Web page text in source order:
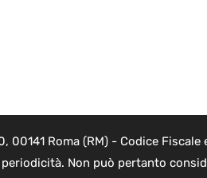
Roma (RM) - Codice Fiscale
Non può pertanto